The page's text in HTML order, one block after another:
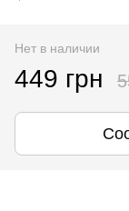
Нет в наличии
449 грн